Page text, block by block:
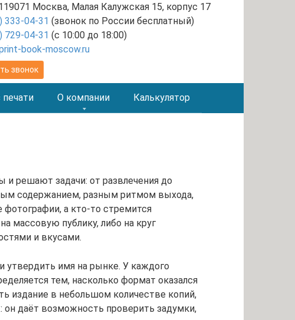
Москва, Малая Калужская 15, корпус 17
333-04-31 (звонок по России бесплатный)
729-04-31 (с 10:00 до 18:00)
book-moscow.ru
звонок
О компании Калькулятор
решают задачи: от развлечения до
содержанием, разным ритмом выхода,
а кто-то стремится
массовую публику, либо на круг
и вкусами.
имя на рынке. У каждого
тем, насколько формат оказался
издание в небольшом количестве копий,
он даёт возможность проверить задумки,